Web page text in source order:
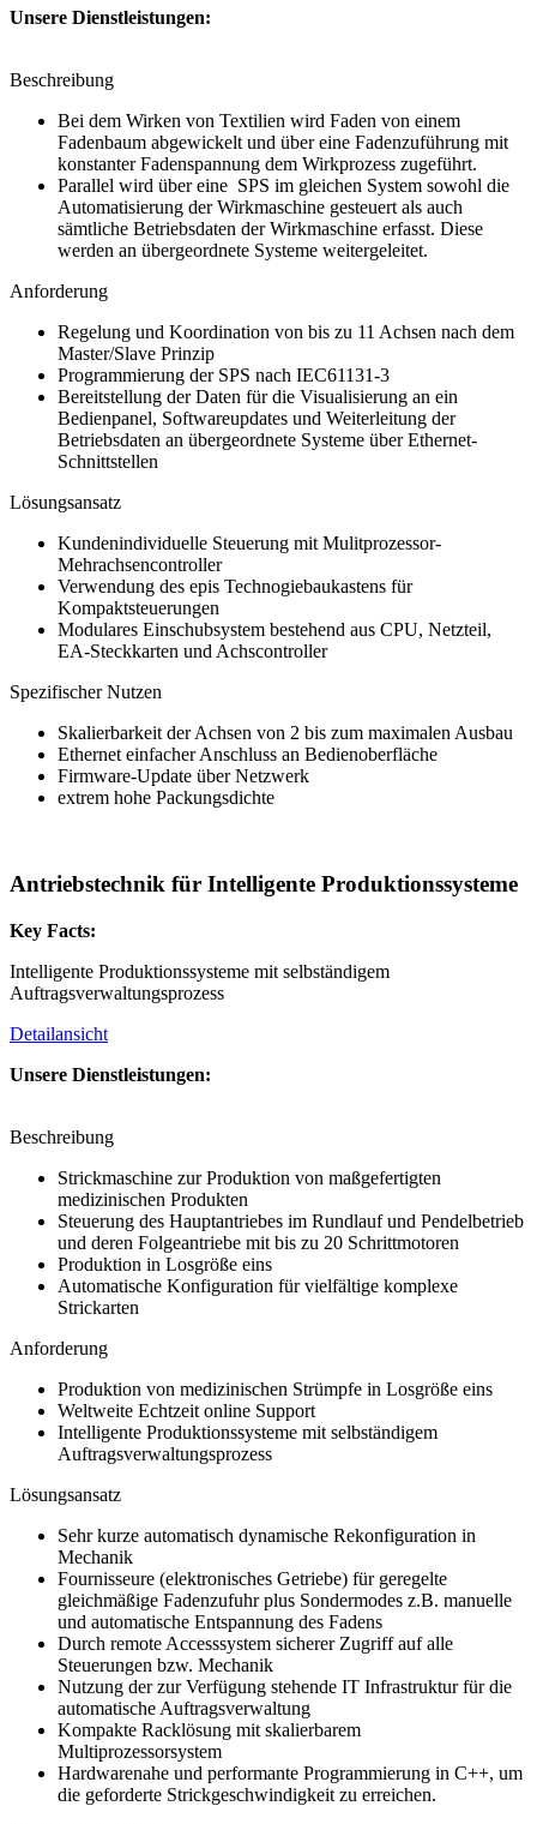
Unsere Dienstleistungen:
Beschreibung
Bei dem Wirken von Textilien wird Faden von einem
Fadenbaum abgewickelt und über eine Fadenzuführung mit
konstanter Fadenspannung dem Wirkprozess zugeführt.
Parallel wird über eine SPS im gleichen System sowohl die
Automatisierung der Wirkmaschine gesteuert als auch
sämtliche Betriebsdaten der Wirkmaschine erfasst. Diese
werden an übergeordnete Systeme weitergeleitet.
Anforderung
Regelung und Koordination von bis zu 11 Achsen nach dem
Master/Slave Prinzip
Programmierung der SPS nach IEC61131-3
Bereitstellung der Daten für die Visualisierung an ein
Bedienpanel, Softwareupdates und Weiterleitung der
Betriebsdaten an übergeordnete Systeme über Ethernet-
Schnittstellen
Lösungsansatz
Kundenindividuelle Steuerung mit Mulitprozessor-
Mehrachsencontroller
Verwendung des epis Technogiebaukastens für
Kompaktsteuerungen
Modulares Einschubsystem bestehend aus CPU, Netzteil,
EA-Steckkarten und Achscontroller
Spezifischer Nutzen
Skalierbarkeit der Achsen von 2 bis zum maximalen Ausbau
Ethernet einfacher Anschluss an Bedienoberfläche
Firmware-Update über Netzwerk
extrem hohe Packungsdichte
Antriebstechnik für Intelligente Produktionssysteme
Key Facts:
Intelligente Produktionssysteme mit selbständigem
Auftragsverwaltungsprozess
Detailansicht
Unsere Dienstleistungen:
Beschreibung
Strickmaschine zur Produktion von maßgefertigten
medizinischen Produkten
Steuerung des Hauptantriebes im Rundlauf und Pendelbetrieb
und deren Folgeantriebe mit bis zu 20 Schrittmotoren
Produktion in Losgröße eins
Automatische Konfiguration für vielfältige komplexe
Strickarten
Anforderung
Produktion von medizinischen Strümpfe in Losgröße eins
Weltweite Echtzeit online Support
Intelligente Produktionssysteme mit selbständigem
Auftragsverwaltungsprozess
Lösungsansatz
Sehr kurze automatisch dynamische Rekonfiguration in
Mechanik
Fournisseure (elektronisches Getriebe) für geregelte
gleichmäßige Fadenzufuhr plus Sondermodes z.B. manuelle
und automatische Entspannung des Fadens
Durch remote Accesssystem sicherer Zugriff auf alle
Steuerungen bzw. Mechanik
Nutzung der zur Verfügung stehende IT Infrastruktur für die
automatische Auftragsverwaltung
Kompakte Racklösung mit skalierbarem
Multiprozessorsystem
Hardwarenahe und performante Programmierung in C++, um
die geforderte Strickgeschwindigkeit zu erreichen.